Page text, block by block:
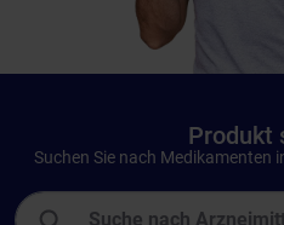
Produkt
Suchen Sie nach Medikamenten